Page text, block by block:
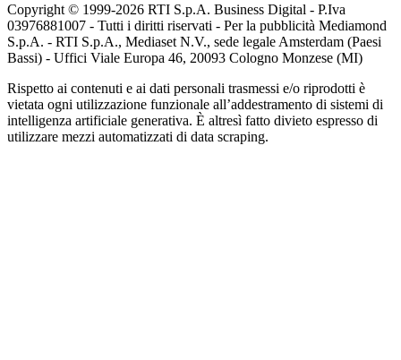
Copyright © 1999-2026 RTI S.p.A. Business Digital - P.Iva
03976881007 - Tutti i diritti riservati - Per la pubblicità Mediamond
S.p.A. - RTI S.p.A., Mediaset N.V., sede legale Amsterdam (Paesi
Bassi) - Uffici Viale Europa 46, 20093 Cologno Monzese (MI)
Rispetto ai contenuti e ai dati personali trasmessi e/o riprodotti è
vietata ogni utilizzazione funzionale all’addestramento di sistemi di
intelligenza artificiale generativa. È altresì fatto divieto espresso di
utilizzare mezzi automatizzati di data scraping.